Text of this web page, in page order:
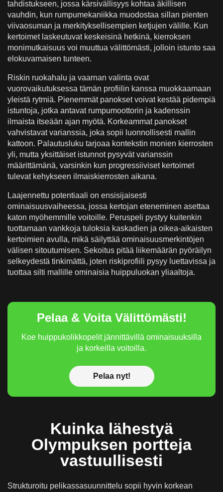
tahdistukseen, jossa kärsivällisyys kohtaa äkillisen
vauhdin, kun rumpumekaniikka muodostaa sillan pienten
viivaosuman ja merkityksellisempien ketjujen välille. Kun
kertoimet laskeutuvat keskeisinä hetkinä, kierroksen
monimutkaisuus voi muuttua välittömästi, jolloin istunto saa
elokuvamaisen tunteen.
Riskin ruokahalu ja vaarnan valinta ovat
vuorovaikutuksessa tämän profiilin kanssa muokkaamaan
yleistä rytmiä. Pienemmät panokset voivat kestää pidempiä
istuntoja, jotka antavat rumpumoottorin ja kadenssin
ilmaista itseään ajan myötä. Korkeammat panokset
vahvistavat varianssia, joka sopii luonnollisesti mallin
kattoon. Palautusluku tarjoaa kontekstin monien kierrosten
yli, mutta yksittäiset istunnot pysyvät varianssin
määrittämänä, varsinkin kun progressiiviset kertoimet
tulevat kehykseen ilmaiskierrosten aikana.
Laajennettu potentiaali on ensisijaisesti
ominaisuusvaiheessa, jossa kertojan eteneminen asettaa
katon myöhemmille voitoille. Peruspeli pystyy kuitenkin
tuottamaan vankkoja tuloksia kaskadien ja oikea-aikaisten
kertoimien avulla, mikä säilyttää ominaisuusmerkintöjen
välisen sitoutumisen. Sekoitus pitää liikemäärän pyöräilyn
selkeydestä tinkimättä, joten riskiprofiili pysyy luettavissa ja
tuottaa silti mallille ominaisia huippuluokan yliaaltoja.
Pelaa & Voita Välittömästi!
Koe huippukolikkopelit jännittävillä ominaisuuksilla
ja korkeilla voitoilla.
Pelaa nyt!
Kuinka lähestyä
Olympuksen portteja
vastuullisesti
Strukturoitu pelikassasuunnittelu sopii hyvin korkean